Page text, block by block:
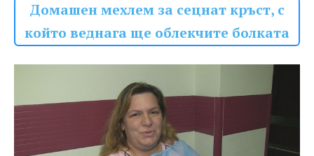
Домашен мехлем за сецнат кръст, с
който веднага ще облекчите болката